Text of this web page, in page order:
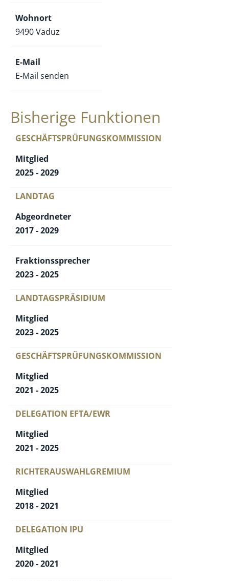
Wohnort
9490 Vaduz
E-Mail
E-Mail senden
Bisherige Funktionen
GESCHÄFTSPRÜFUNGSKOMMISSION
Mitglied
2025 - 2029
LANDTAG
Abgeordneter
2017 - 2029
Fraktionssprecher
2023 - 2025
LANDTAGSPRÄSIDIUM
Mitglied
2023 - 2025
GESCHÄFTSPRÜFUNGSKOMMISSION
Mitglied
2021 - 2025
DELEGATION EFTA/EWR
Mitglied
2021 - 2025
RICHTERAUSWAHLGREMIUM
Mitglied
2018 - 2021
DELEGATION IPU
Mitglied
2020 - 2021